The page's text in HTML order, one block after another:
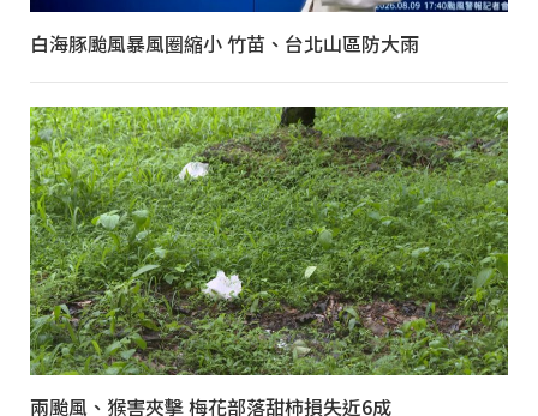
白海豚颱風暴風圈縮小 竹苗、台北山區防大雨
兩颱風、猴害夾擊 梅花部落甜柿損失近6成